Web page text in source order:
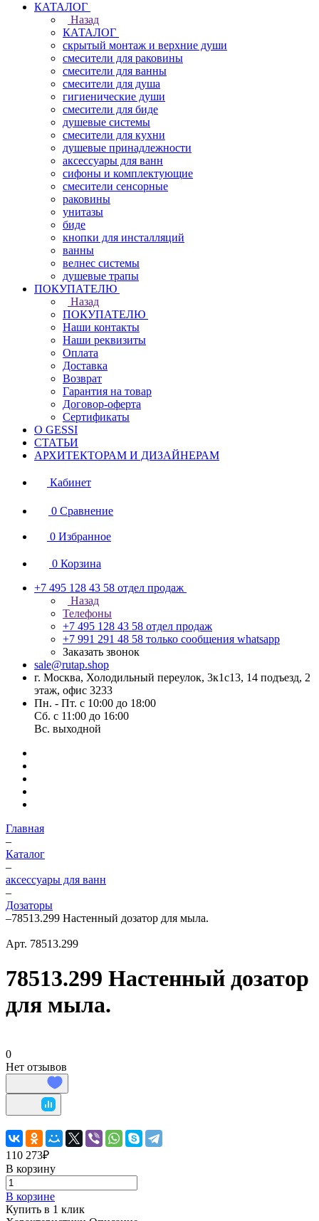
КАТАЛОГ
Назад
КАТАЛОГ
скрытый монтаж и верхние души
смесители для раковины
смесители для ванны
смесители для душа
гигиенические души
смесители для биде
душевые системы
смесители для кухни
душевые принадлежности
аксессуары для ванн
сифоны и комплектующие
смесители сенсорные
раковины
унитазы
биде
кнопки для инсталляций
ванны
велнес системы
душевые трапы
ПОКУПАТЕЛЮ
Назад
ПОКУПАТЕЛЮ
Наши контакты
Наши реквизиты
Оплата
Доставка
Возврат
Гарантия на товар
Договор-оферта
Сертификаты
О GESSI
СТАТЬИ
АРХИТЕКТОРАМ И ДИЗАЙНЕРАМ
Кабинет
0 Сравнение
0 Избранное
0 Корзина
+7 495 128 43 58 отдел продаж
Назад
Телефоны
+7 495 128 43 58 отдел продаж
+7 991 291 48 58 только сообщения whatsapp
Заказать звонок
sale@rutap.shop
г. Москва, Холодильный переулок, 3к1с13, 14 подъезд, 2
этаж, офис 3233
Пн. - Пт. с 10:00 до 18:00
Сб. с 11:00 до 16:00
Вс. выходной
Главная
–
Каталог
–
аксессуары для ванн
–
Дозаторы
–78513.299 Настенный дозатор для мыла.
Арт. 78513.299
78513.299 Настенный дозатор
для мыла.
0
Нет отзывов
110 273₽
В корзину
В корзине
Купить в 1 клик